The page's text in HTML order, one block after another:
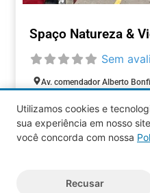
Spaço Natureza &
Sem
Av. comendador Alberto
COMÉRCIOS
reservados.
Utilizamos cookies e
sua experiência em nosso
você concorda com nossa
Recusar